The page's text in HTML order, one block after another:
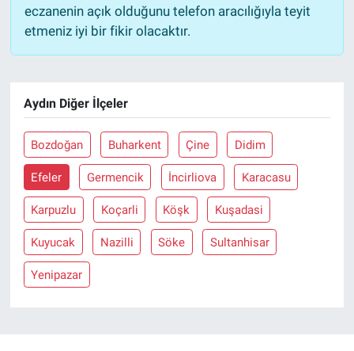
eczanenin açık olduğunu telefon aracılığıyla teyit
etmeniz iyi bir fikir olacaktır.
Aydın Diğer İlçeler
Bozdoğan Buharkent Çine Didim
Efeler Germencik İncirliova Karacasu
Karpuzlu Koçarli Köşk Kuşadasi
Kuyucak Nazilli Söke Sultanhisar
Yenipazar